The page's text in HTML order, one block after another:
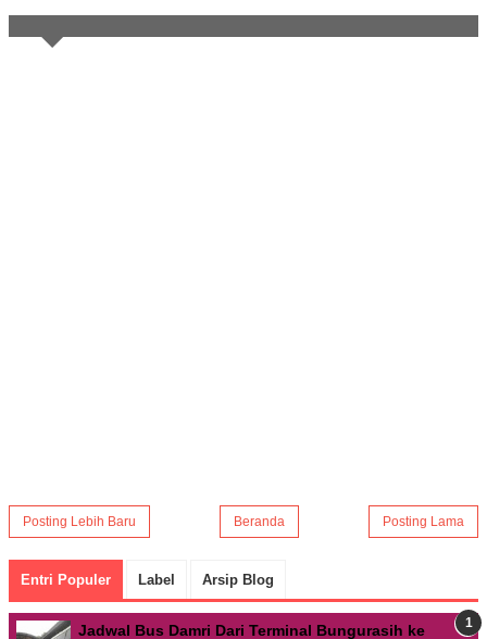
Posting Lebih Baru Posting Lama
Beranda
Entri Populer Label Arsip Blog
Jadwal Bus Damri Dari Terminal Bungurasih ke